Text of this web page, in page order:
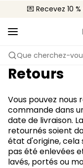
💌 Recevez 10
🚚
Que cherchez-
Retours
Vous pouvez
commande dans
date de livraison.
retournés soient
état d'origine, cela
pas été enlevées
lavés, portés ou